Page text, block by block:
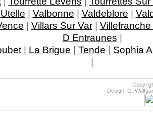
Utelle | Valbonne | Valdeblore |
| Villars Sur Var|
D Entraunes |
| La Brigue | Tende | Sophia
|
Design: G.